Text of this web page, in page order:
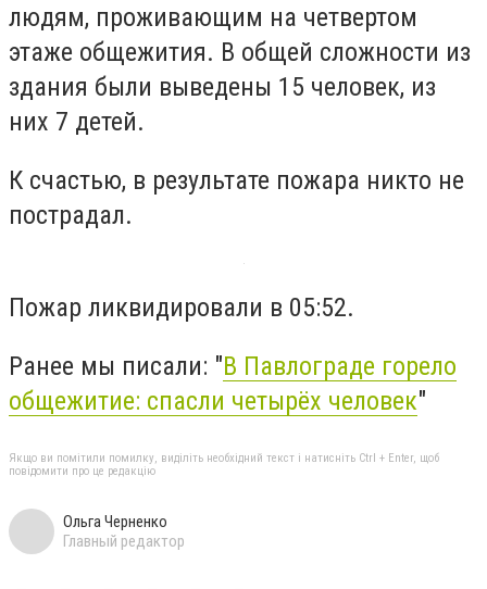
людям, проживающим на четвертом
этаже общежития. В общей сложности из
здания были выведены 15 человек, из
них 7 детей.
К счастью, в результате пожара никто не
пострадал.
Пожар ликвидировали в 05:52.
Ранее мы писали: "В Павлограде горело
общежитие: спасли четырёх человек"
Якщо ви помітили помилку, виділіть необхідний текст і натисніть Ctrl + Enter, щоб
повідомити про це редакцію
Ольга Черненко
Главный редактор